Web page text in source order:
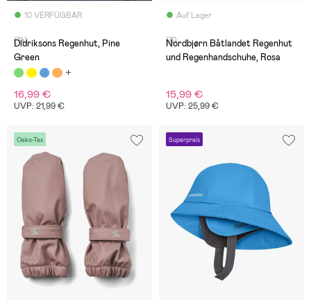
10 VERFÜGBAR
(14)
Didriksons Regenhut, Pine
Green
16,99 €
UVP: 21,99 €
Auf Lager
(8)
Nordbjørn Båtlandet Regenhut
und Regenhandschuhe, Rosa
15,99 €
UVP: 25,99 €
Oeko-Tex Superpreis